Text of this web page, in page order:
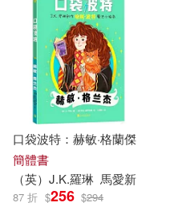
口袋波特：赫敏·格蘭傑
簡體書
（英） J.K.羅琳 馬愛新
87 折 $256 $294